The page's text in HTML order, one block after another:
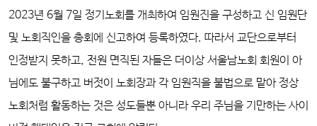
2023년 6월 7일 정기노회를 개최하여 임원진을 구성하고 신 임원단
및 노회직인을 총회에 신고하여 등록하였다. 따라서 교단으로부터
인정받지 못하고, 전원 면직된 자들은 더이상 서울남노회 회원이 아
님에도 불구하고 버젓이 노회장과 각 임원직을 불법으로 맡아 정상
노회처럼 활동하는 것은 성도들뿐 아니라 우리 주님을 기만하는 사이